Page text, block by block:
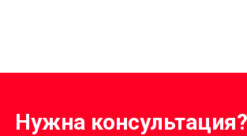
Нужна консультация?